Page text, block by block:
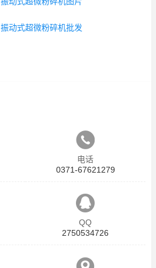
振动式超微粉碎机批发
电话
0371-67621279
QQ
2750534726